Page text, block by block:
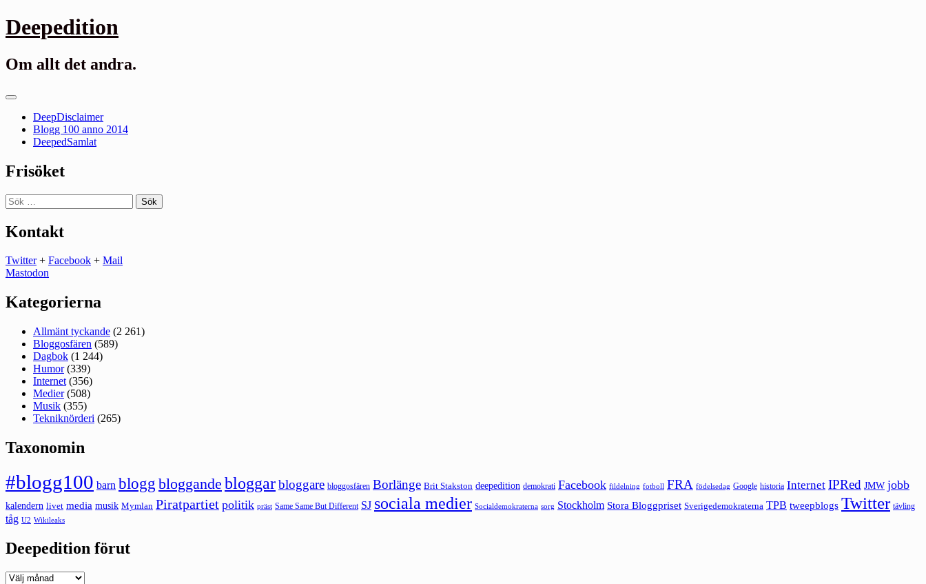
Gå
till
Deepedition
Om allt det andra.
Primär
DeepDisclaimer
Blogg 100 anno 2014
DeepedSamlat
Frisöket
Sök
efter:
Kontakt
Twitter+ Facebook + Mail
Mastodon
Kategorierna
Allmänt tyckande (2 261)
Bloggosfären (589)
Dagbok (1 244)
Humor(339)
Internet (356)
Medier(508)
Musik (355)
Tekniknörderi (265)
Taxonomin
#blogg100 barn blogg bloggande bloggarbloggare bloggosfären Borlänge Brit Stakston deepedition demokrati Facebook fildelning fotboll FRA födelsedag Google historia Internet IPRed JMW jobb
kalendern livet media musik Mymlan Piratpartiet politik präst Same Same But Different SJ sociala medier Socialdemokraterna sorg Stockholm Stora Bloggpriset Sverigedemokraterna TPB tweepblogs Twitter tävling
tåg U2 Wikileaks
Deepedition förut
Deepedition